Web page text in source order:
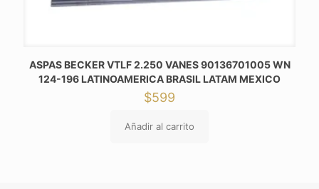
ASPAS BECKER VTLF 2.250 VANES 90136701005 WN
124-196 LATINOAMERICA BRASIL LATAM MEXICO
$599
Añadir al carrito